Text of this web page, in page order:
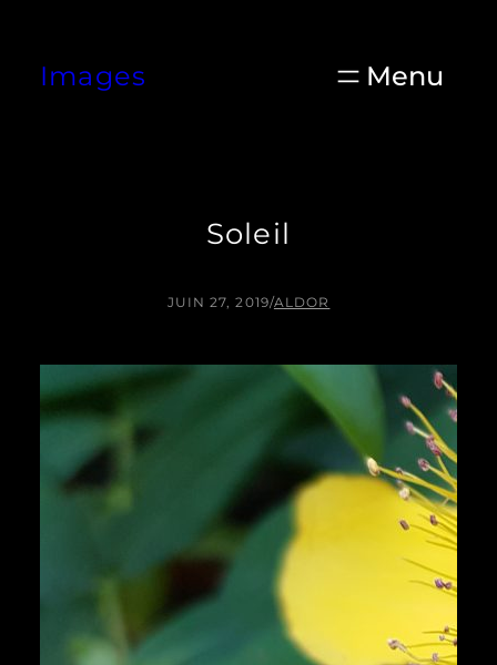
contenu
Images
Soleil
JUIN 27, 2019/ALDOR